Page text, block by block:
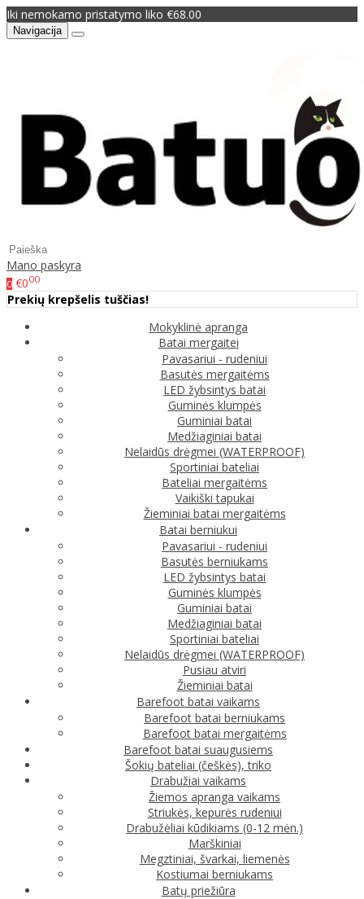
Iki nemokamo pristatymo liko €68.00
Navigacija
Mano paskyra
0 €000
Prekių krepšelis tuščias!
Mokyklinė apranga
Batai mergaitei
Pavasariui - rudeniui
Basutės mergaitėms
LED žybsintys batai
Guminės klumpės
Guminiai batai
Medžiaginiai batai
Nelaidūs drėgmei (WATERPROOF)
Sportiniai bateliai
Bateliai mergaitėms
Vaikiški tapukai
Žieminiai batai mergaitėms
Batai berniukui
Pavasariui - rudeniui
Basutės berniukams
LED žybsintys batai
Guminės klumpės
Guminiai batai
Medžiaginiai batai
Sportiniai bateliai
Nelaidūs drėgmei (WATERPROOF)
Pusiau atviri
Žieminiai batai
Barefoot batai vaikams
Barefoot batai berniukams
Barefoot batai mergaitėms
Barefoot batai suaugusiems
Šokių bateliai (češkės), triko
Drabužiai vaikams
Žiemos apranga vaikams
Striukės, kepurės rudeniui
Drabužėliai kūdikiams (0-12 mėn.)
Marškiniai
Megztiniai, švarkai, liemenės
Kostiumai berniukams
Batų priežiūra